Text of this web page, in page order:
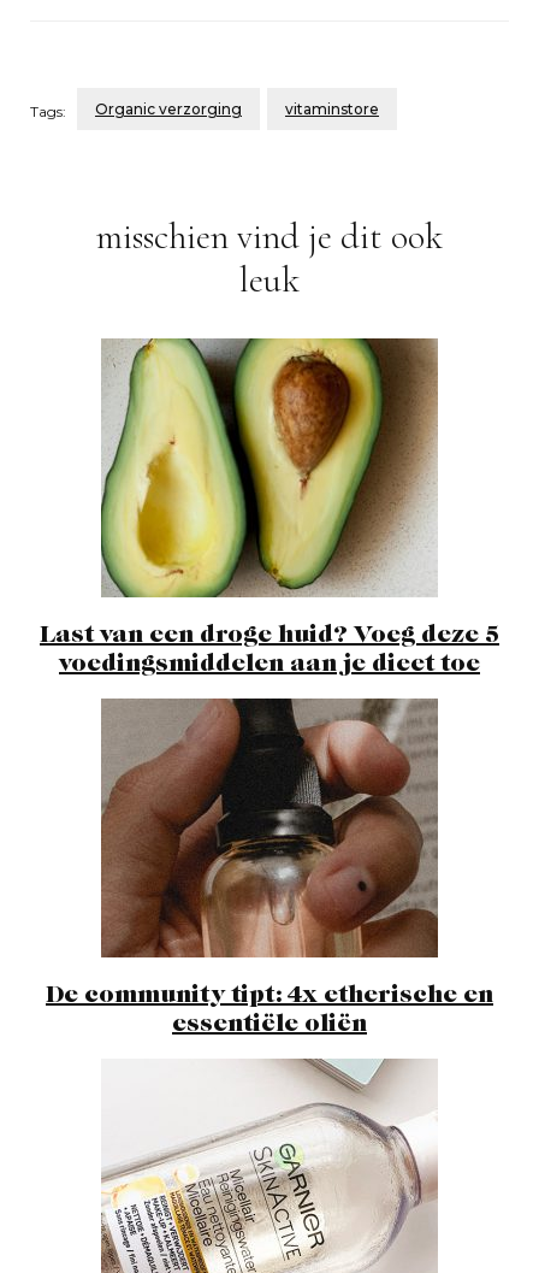
Tags: Organic verzorging vitaminstore
misschien vind je dit ook
leuk
Last van een droge huid? Voeg deze 5
voedingsmiddelen aan je dieet toe
De community tipt: 4x etherische en
essentiële oliën